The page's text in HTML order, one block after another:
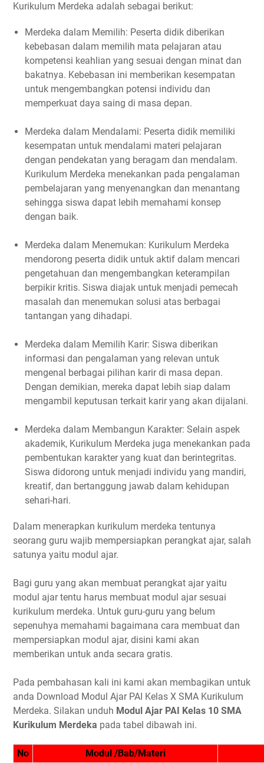
Kurikulum Merdeka adalah sebagai berikut:
Merdeka dalam Memilih: Peserta didik diberikan
kebebasan dalam memilih mata pelajaran atau
kompetensi keahlian yang sesuai dengan minat dan
bakatnya. Kebebasan ini memberikan kesempatan
untuk mengembangkan potensi individu dan
memperkuat daya saing di masa depan.
Merdeka dalam Mendalami: Peserta didik memiliki
kesempatan untuk mendalami materi pelajaran
dengan pendekatan yang beragam dan mendalam.
Kurikulum Merdeka menekankan pada pengalaman
pembelajaran yang menyenangkan dan menantang
sehingga siswa dapat lebih memahami konsep
dengan baik.
Merdeka dalam Menemukan: Kurikulum Merdeka
mendorong peserta didik untuk aktif dalam mencari
pengetahuan dan mengembangkan keterampilan
berpikir kritis. Siswa diajak untuk menjadi pemecah
masalah dan menemukan solusi atas berbagai
tantangan yang dihadapi.
Merdeka dalam Memilih Karir: Siswa diberikan
informasi dan pengalaman yang relevan untuk
mengenal berbagai pilihan karir di masa depan.
Dengan demikian, mereka dapat lebih siap dalam
mengambil keputusan terkait karir yang akan dijalani.
Merdeka dalam Membangun Karakter: Selain aspek
akademik, Kurikulum Merdeka juga menekankan pada
pembentukan karakter yang kuat dan berintegritas.
Siswa didorong untuk menjadi individu yang mandiri,
kreatif, dan bertanggung jawab dalam kehidupan
sehari-hari.
Dalam menerapkan kurikulum merdeka tentunya
seorang guru wajib mempersiapkan perangkat ajar, salah
satunya yaitu modul ajar.
Bagi guru yang akan membuat perangkat ajar yaitu
modul ajar tentu harus membuat modul ajar sesuai
kurikulum merdeka. Untuk guru-guru yang belum
sepenuhya memahami bagaimana cara membuat dan
mempersiapkan modul ajar, disini kami akan
memberikan untuk anda secara gratis.
Pada pembahasan kali ini kami akan membagikan untuk
anda Download Modul Ajar PAI Kelas X SMA Kurikulum
Merdeka. Silakan unduh Modul Ajar PAI Kelas 10 SMA
Kurikulum Merdeka pada tabel dibawah ini.
No
Modul /Bab/Materi